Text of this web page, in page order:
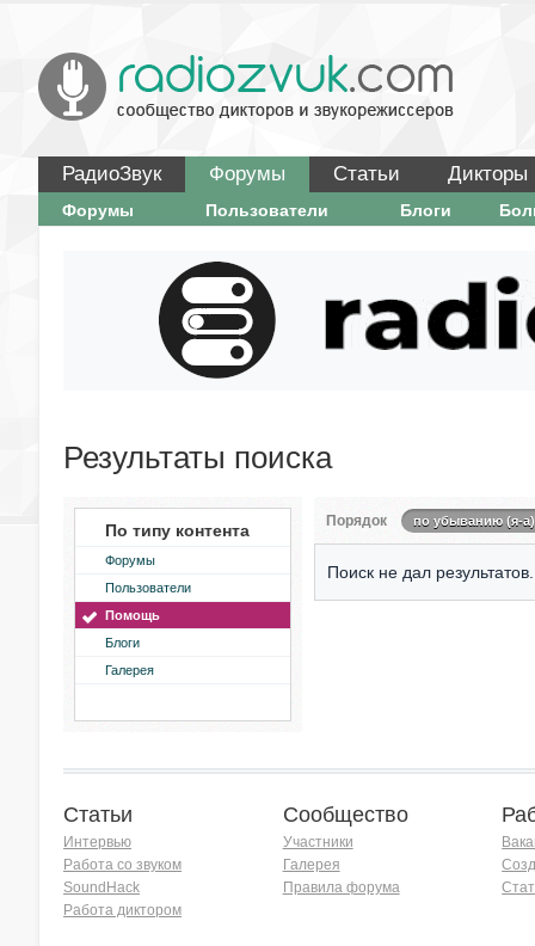
РадиоЗвук Форумы Статьи Дикторы
Форумы Пользователи Блоги
Результаты поиска
По типу контента
Форумы
Пользователи
Помощь
Блоги
Галерея
Порядок по убыванию (я-а)
Поиск не дал результатов.
Статьи
Интервью
Работа со звуком
SoundHack
Работа диктором
Сообщество
Участники
Галерея
Правила форума